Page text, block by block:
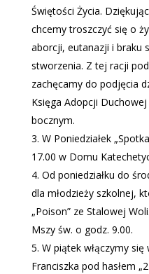
Świętości Życia.
chcemy troszczyć się o
aborcji, eutanazji i braku
stworzenia. Z tej racji
zachęcamy do podjęcia
Księga Adopcji
bocznym.
W Poniedziałek
17.00 w Domu
Od poniedziałku do
dla młodzieży szkolnej,
„Poison” ze Stalowej
Mszy św. o godz. 9.00.
W piątek włączymy
Franciszka pod hasłem